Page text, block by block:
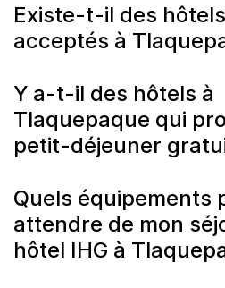
Existe-t-il des
acceptés à
Y a-t-il des hôtels à
Tlaquepaque qui
petit-déjeuner
Quels équipements
attendre de mon
hôtel IHG à